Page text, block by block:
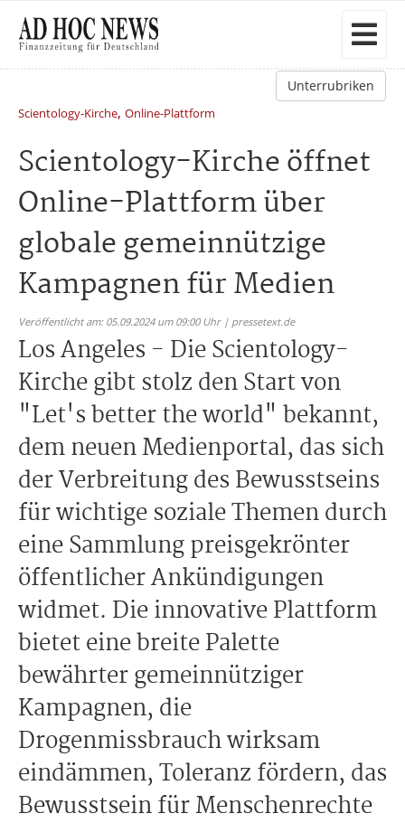
Unterrubriken
Scientology-Kirche, Online-Plattform
Scientology-Kirche öffnet
Online-Plattform über
globale gemeinnützige
Kampagnen für Medien
Veröffentlicht am: 05.09.2024 um 09:00 Uhr | pressetext.de
Los Angeles - Die Scientology-
Kirche gibt stolz den Start von
"Let's better the world" bekannt,
dem neuen Medienportal, das sich
der Verbreitung des Bewusstseins
für wichtige soziale Themen durch
eine Sammlung preisgekrönter
öffentlicher Ankündigungen
widmet. Die innovative Plattform
bietet eine breite Palette
bewährter gemeinnütziger
Kampagnen, die
Drogenmissbrauch wirksam
eindämmen, Toleranz fördern, das
Bewusstsein für Menschenrechte